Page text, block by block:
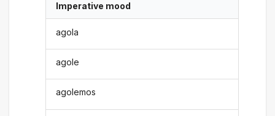
Imperative mood
agola
agole
agolemos